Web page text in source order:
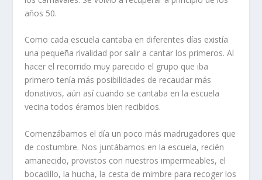
años 50.
Como cada escuela cantaba en diferentes dí­as existí­a
una pequeña rivalidad por salir a cantar los primeros. Al
hacer el recorrido muy parecido el grupo que iba
primero tení­a más posibilidades de recaudar más
donativos, aún así­ cuando se cantaba en la escuela
vecina todos éramos bien recibidos.
Comenzábamos el dí­a un poco más madrugadores que
de costumbre. Nos juntábamos en la escuela, recién
amanecido, provistos con nuestros impermeables, el
bocadillo, la hucha, la cesta de mimbre para recoger los